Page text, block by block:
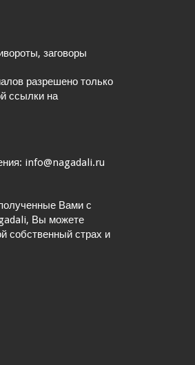
заговоры
разрешено только
ссылки на
info@nagadali.ru
Вами с
Вы можете
собственный страх и